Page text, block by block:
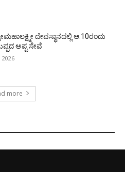
ದೇವಸ್ಥಾನದಲ್ಲಿ ಆ.10ರಂದು
ಅಪ್ಪ ಸೇವೆ
2026
more